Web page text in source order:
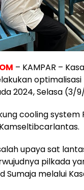
– KAMPAR –
2024, Selasa (3/
cooling
upaya sat
pilkada
Sumaja melalui